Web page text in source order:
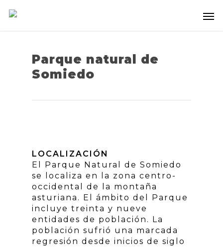
Parque natural de
Somiedo
LOCALIZACIÓN
El Parque Natural de Somiedo
se localiza en la zona centro-
occidental de la montaña
asturiana. El ámbito del Parque
incluye treinta y nueve
entidades de población. La
población sufrió una marcada
regresión desde inicios de siglo